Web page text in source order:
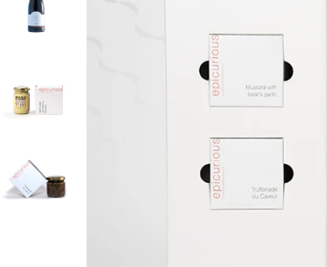
T
N